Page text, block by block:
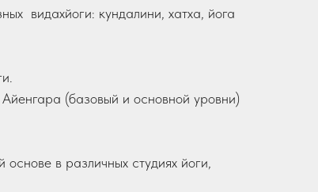
видахйоги: кундалини, хатха, йога
(базовый и основной уровни)
в различных студиях йоги,